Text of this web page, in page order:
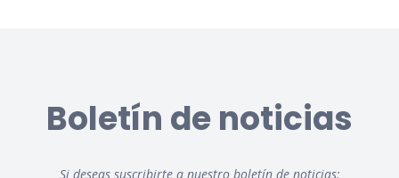
Boletín de noticias
Si deseas suscribirte a nuestro boletín de noticias: